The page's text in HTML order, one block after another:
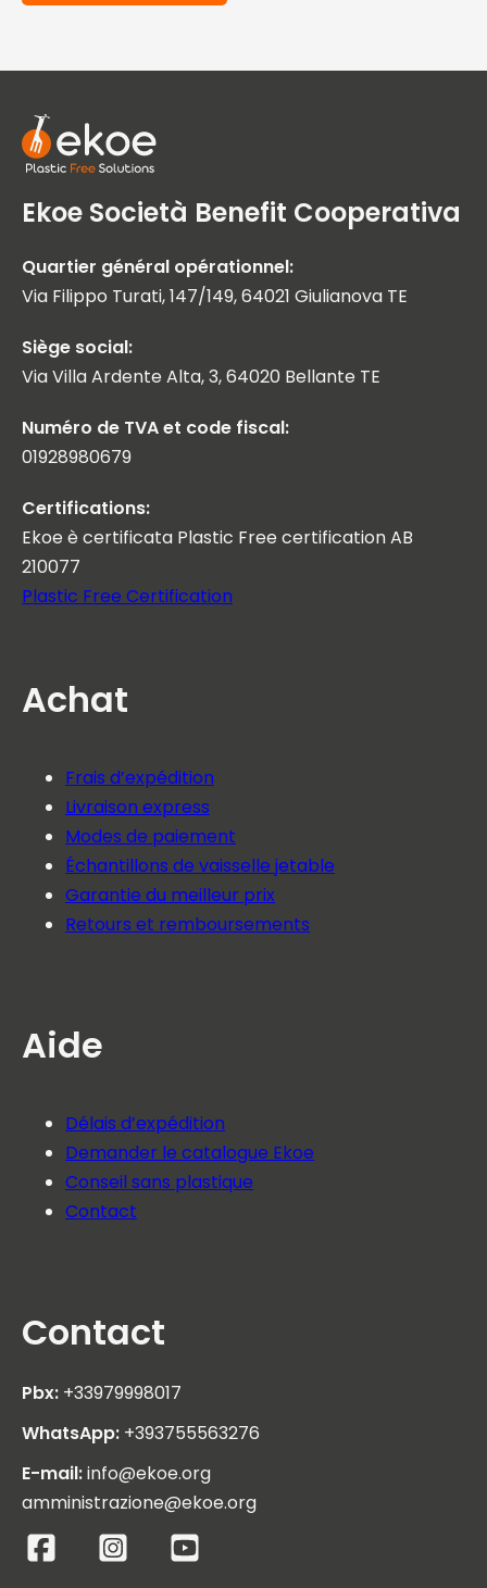
Ekoe Società Benefit Cooperativa
Quartier général opérationnel:
Via Filippo Turati, 147/149, 64021 Giulianova TE
Siège social:
Via Villa Ardente Alta, 3, 64020 Bellante TE
Numéro de TVA et code fiscal:
01928980679
Certifications:
Ekoe è certificata Plastic Free certification AB
210077
Plastic Free Certification
Achat
Frais d’expédition
Livraison express
Modes de paiement
Échantillons de vaisselle jetable
Garantie du meilleur prix
Retours et remboursements
Aide
Délais d’expédition
Demander le catalogue Ekoe
Conseil sans plastique
Contact
Contact
Pbx: +33979998017
WhatsApp: +393755563276
E-mail:info@ekoe.org
amministrazione@ekoe.org